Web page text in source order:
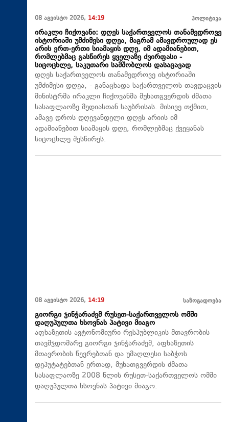
08 აგვისტო 2026, 14:19 პოლიტიკა
ირაკლი ჩიქოვანი: დღეს საქართველოს თანამედროვე
ისტორიაში უმძიმესი დღეა, მაგრამ ამავდროულად ეს
არის ერთ-ერთი სიამაყის დღე, იმ ადამიანებით,
რომლებმაც გასწირეს ყველაზე ძვირფასი -
სიცოცხლე, საკუთარი სამშობლოს დასაცავად
დღეს საქართველოს თანამედროვე ისტორიაში
უმძიმესი დღეა, - განაცხადა საქართველოს თავდაცვის
მინისტრმა ირაკლი ჩიქოვანმა მუხათგვერდის ძმათა
სასაფლაოზე მედიასთან საუბრისას. მისივე თქმით,
ამავე დროს დღევანდელი დღეს არიის იმ
ადამიანებით სიამაყის დღე, რომლებმაც ქვეყანას
სიცოცხლე შესწირეს.
08 აგვისტო 2026, 14:19 საზოგადოება
გიორგი ჯინჭარაძემ რუსეთ-საქართველოს ომში
დაღუპულთა ხსოვნას პატივი მიაგო
აფხაზეთის ავტონომიური რესპუბლიკის მთავრობის
თავმჯდომარე გიორგი ჯინჭარაძემ, აფხაზეთის
მთავრობის წევრებთან და უმაღლესი საბჭოს
დეპუტატებთან ერთად, მუხათგვერდის ძმათა
სასაფლაოზე 2008 წლის რუსეთ-საქართველოს ომში
დაღუპულთა ხსოვნას პატივი მიაგო.